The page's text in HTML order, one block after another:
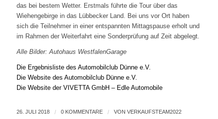
das bei bestem Wetter. Erstmals führte die Tour über das
Wiehengebirge in das Lübbecker Land. Bei uns vor Ort haben
sich die Teilnehmer in einer entspannten Mittagspause erholt und
im Rahmen der Weiterfahrt eine Sonderprüfung auf Zeit abgelegt.
Alle Bilder: Autohaus WestfalenGarage
Die Ergebnisliste des Automobilclub Dünne e.V.
Die Website des Automobilclub Dünne e.V.
Die Website der VIVETTA GmbH – Edle Automobile
26. JULI 2018 / 0 KOMMENTARE / VON VERKAUFSTEAM2022